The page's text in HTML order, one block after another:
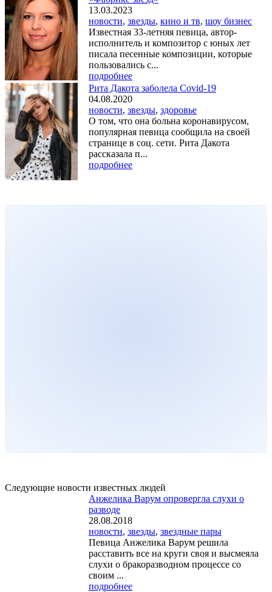
13.03.2023
новости, звезды, кино и тв, шоу бизнес
Известная 33-летняя певица, автор-
исполнитель и композитор с юных лет
писала песенные композиции, которые
пользовались с...
подробнее
Рита Дакота заболела Covid-19
04.08.2020
новости, звезды, здоровье
О том, что она больна коронавирусом,
популярная певица сообщила на своей
странице в соц. сети. Рита Дакота
рассказала п...
подробнее
Следующие новости известных людей
Анжелика Варум опровергла слухи о
разводе
28.08.2018
новости, звезды, звездные пары
Певица Анжелика Варум решила
расставить все на круги своя и высмеяла
слухи о бракоразводном процессе со
своим ...
подробнее